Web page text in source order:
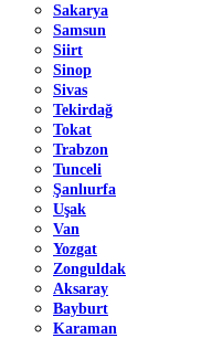
Sakarya
Samsun
Siirt
Sinop
Sivas
Tekirdağ
Tokat
Trabzon
Tunceli
Şanlıurfa
Uşak
Van
Yozgat
Zonguldak
Aksaray
Bayburt
Karaman